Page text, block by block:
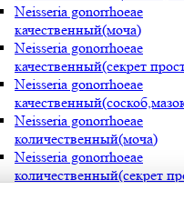
Neisseria gonorrhoeae
качественный(моча)
Neisseria gonorrhoeae
качественный(секрет
Neisseria gonorrhoeae
Neisseria gonorrhoeae
количественный(моча)
Neisseria gonorrhoeae
количественный(секрет